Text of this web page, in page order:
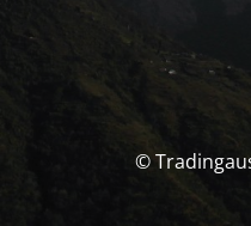
©